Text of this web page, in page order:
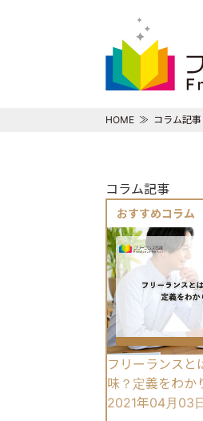
HOME コラム記事
コラム記事
おすすめコラム
フリーランスと
味？定義をわか
2021年04月03